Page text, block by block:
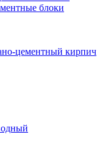
блоки
цементный кирпич